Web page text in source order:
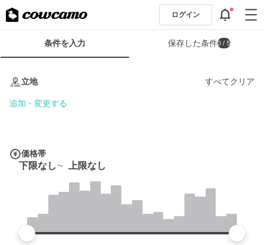
ログイン
条
条件を入力 保存した条件0 / 5
立地 すべてクリア
追加・変更する
価格帯
下限なし 上限なし